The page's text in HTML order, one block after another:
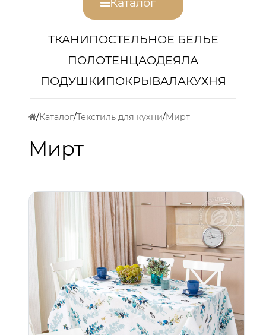
ТКАНИПОСТЕЛЬНОЕ БЕЛЬЕ
ПОЛОТЕНЦАОДЕЯЛА
ПОДУШКИПОКРЫВАЛАКУХНЯ
Каталог Текстиль для кухни Мирт
Мирт